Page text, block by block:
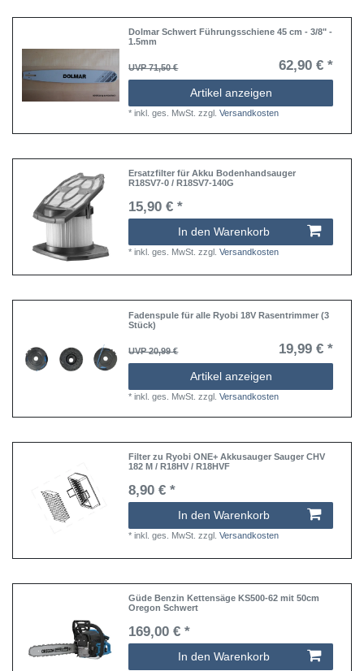
Dolmar Schwert Führungsschiene 45 cm - 3/8" -
1.5mm
UVP 71,50 € 62,90 € *
Artikel anzeigen
*inkl. ges. MwSt. zzgl.Versandkosten
Ersatzfilter für Akku Bodenhandsauger
R18SV7-0 / R18SV7-140G
15,90 € *
In den Warenkorb
*inkl. ges. MwSt. zzgl.Versandkosten
Fadenspule für alle Ryobi 18V Rasentrimmer (3
Stück)
UVP 20,99 € 19,99 € *
Artikel anzeigen
*inkl. ges. MwSt. zzgl.Versandkosten
Filter zu Ryobi ONE+ Akkusauger Sauger CHV
182 M / R18HV / R18HVF
8,90 € *
In den Warenkorb
*inkl. ges. MwSt. zzgl.Versandkosten
Güde Benzin Kettensäge KS500-62 mit 50cm
Oregon Schwert
169,00 € *
In den Warenkorb